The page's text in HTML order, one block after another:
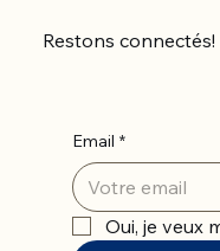
Restons connectés!
Email *
Oui, je veux